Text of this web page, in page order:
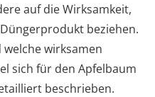
auf die Wirksamkeit,
beziehen.
wirksamen
sich für den Apfelbaum
beschrieben.